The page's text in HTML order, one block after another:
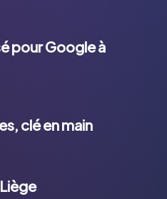
pour Google à
clé en main